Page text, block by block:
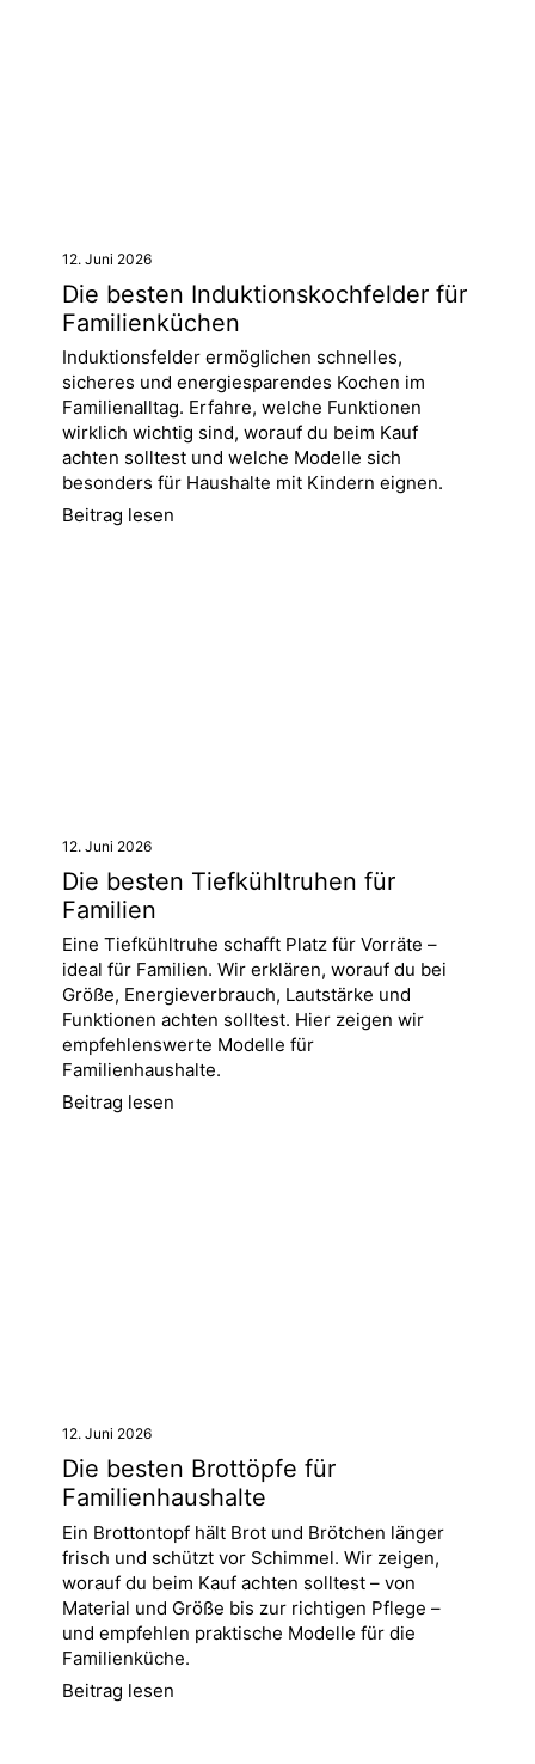
12. Juni 2026
Die besten Induktionskochfelder für
Familienküchen
Induktionsfelder ermöglichen schnelles,
sicheres und energiesparendes Kochen im
Familienalltag. Erfahre, welche Funktionen
wirklich wichtig sind, worauf du beim Kauf
achten solltest und welche Modelle sich
besonders für Haushalte mit Kindern eignen.
Beitrag lesen
12. Juni 2026
Die besten Tiefkühltruhen für
Familien
Eine Tiefkühltruhe schafft Platz für Vorräte –
ideal für Familien. Wir erklären, worauf du bei
Größe, Energieverbrauch, Lautstärke und
Funktionen achten solltest. Hier zeigen wir
empfehlenswerte Modelle für
Familienhaushalte.
Beitrag lesen
12. Juni 2026
Die besten Brottöpfe für
Familienhaushalte
Ein Brottontopf hält Brot und Brötchen länger
frisch und schützt vor Schimmel. Wir zeigen,
worauf du beim Kauf achten solltest – von
Material und Größe bis zur richtigen Pflege –
und empfehlen praktische Modelle für die
Familienküche.
Beitrag lesen